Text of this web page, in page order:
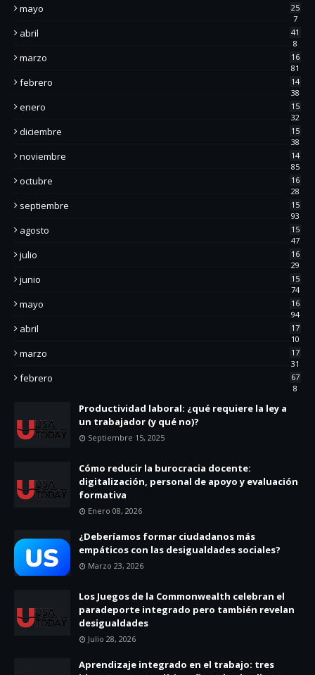
mayo
25
7
abril
41
8
marzo
16
81
febrero
14
38
enero
15
32
diciembre
15
38
noviembre
14
85
octubre
16
28
septiembre
15
93
agosto
15
47
julio
16
29
junio
15
74
mayo
16
94
abril
17
10
marzo
17
31
febrero
67
8
Productividad laboral: ¿qué requiere la ley a
un trabajador (y qué no)?
Septiembre 15, 2025
Cómo reducir la burocracia docente:
digitalización, personal de apoyo y evaluación
formativa
Enero 08, 2026
¿Deberíamos formar ciudadanos más
empáticos con las desigualdades sociales?
Marzo 23, 2026
Los Juegos de la Commonwealth celebran el
paradeporte integrado pero también revelan
desigualdades
Julio 28, 2026
Aprendizaje integrado en el trabajo: tres